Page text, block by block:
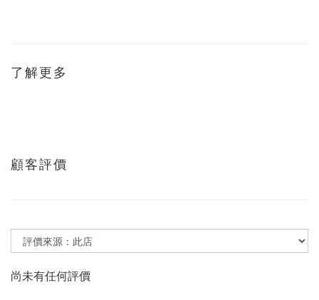
了解更多
顧客評價
尚未有任何評價